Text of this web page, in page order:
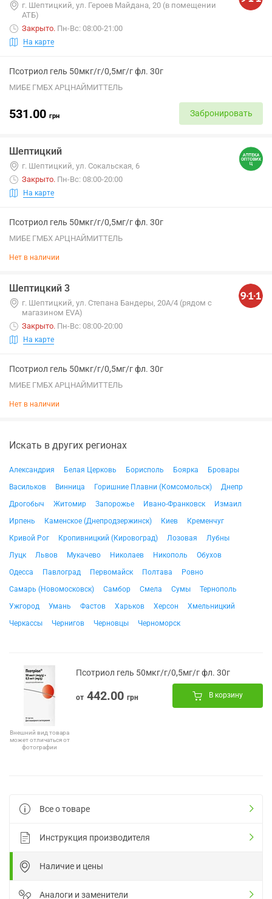
г. Шептицкий, ул. Героев Майдана, 20 (в помещении
АТБ)
Закрыто. Пн-Вс: 08:00-21:00
На карте
Псотриол гель 50мкг/г/0,5мг/г фл. 30г
МИБЕ ГМБХ АРЦНАЙМИТТЕЛЬ
531.00 грн Забронировать
Шептицкий
г. Шептицкий, ул. Сокальская, 6
Закрыто. Пн-Вс: 08:00-20:00
На карте
Псотриол гель 50мкг/г/0,5мг/г фл. 30г
МИБЕ ГМБХ АРЦНАЙМИТТЕЛЬ
Нет в наличии
Шептицкий 3
г. Шептицкий, ул. Степана Бандеры, 20А/4 (рядом с
магазином EVA)
Закрыто. Пн-Вс: 08:00-20:00
На карте
Псотриол гель 50мкг/г/0,5мг/г фл. 30г
МИБЕ ГМБХ АРЦНАЙМИТТЕЛЬ
Нет в наличии
Искать в других регионах
Александрия Белая Церковь Борисполь Боярка
Бровары
Васильков
Винница Горишние Плавни (Комсомольск)
Днепр
Дрогобыч
Житомир Запорожье Ивано-Франковск
Измаил
Ирпень
Каменское (Днепродзержинск) Киев
Кременчуг
Кривой Рог
Кропивницкий (Кировоград) Лозовая
Лубны
Луцк
Львов Мукачево Николаев Никополь
Обухов
Одесса
Павлоград Первомайск Полтава
Ровно
Самарь (Новомосковск)
Самбор Смела Сумы
Тернополь
Ужгород
Умань Фастов Харьков Херсон
Хмельницкий
Черкассы
Чернигов Черновцы Черноморск
Внешний вид товара
может отличаться от
фотографии
Псотриол гель 50мкг/г/0,5мг/г фл. 30г
от 442.00 грн В корзину
Все о товаре
Инструкция производителя
Наличие и цены
Аналоги и заменители